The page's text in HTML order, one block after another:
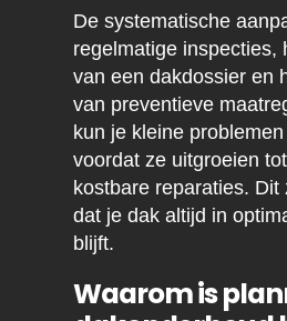
De systematische
regelmatige inspecties,
van een dakdossier en
van preventieve
kun je kleine
voordat ze uitgroeien
kostbare reparaties. Dit
dat je dak altijd in
blijft.
Waarom is